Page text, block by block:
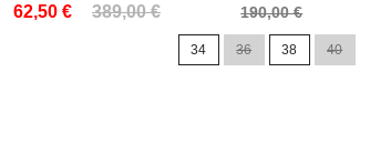
62,50 € 389,00 €
Prix
190,00 €
Prix
34 36 38 40